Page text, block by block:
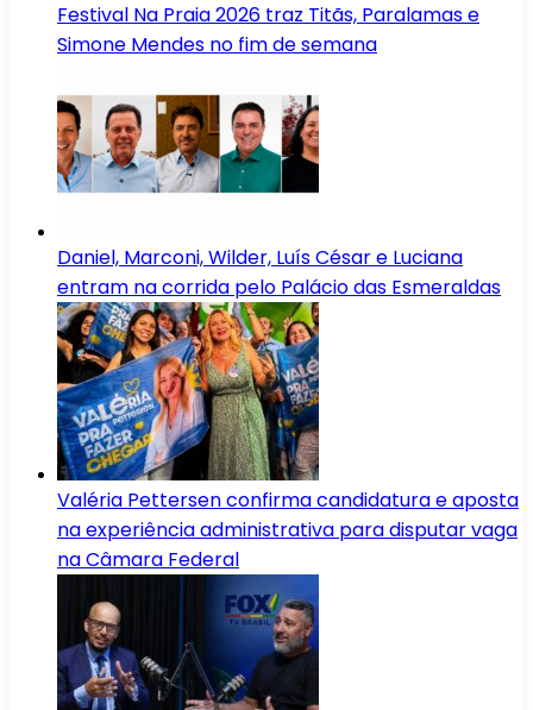
Festival Na Praia 2026 traz Titãs, Paralamas e
Simone Mendes no fim de semana
Daniel, Marconi, Wilder, Luís César e Luciana
entram na corrida pelo Palácio das Esmeraldas
Valéria Pettersen confirma candidatura e aposta
na experiência administrativa para disputar vaga
na Câmara Federal